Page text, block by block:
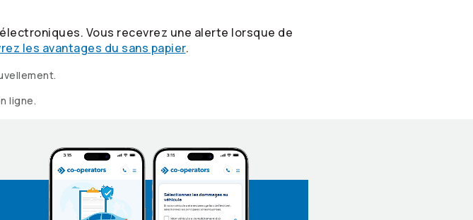
Vous recevrez une alerte lorsque de
les avantages du sans papier.
ligne.